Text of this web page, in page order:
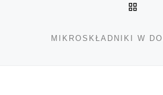
MIKROSKŁADNIKI W